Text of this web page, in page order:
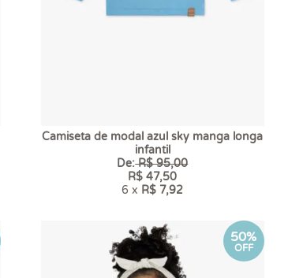
Camiseta de modal azul sky manga longa
infantil
De:R$ 95,00
R$ 47,50
6 x R$ 7,92
50%
OFF